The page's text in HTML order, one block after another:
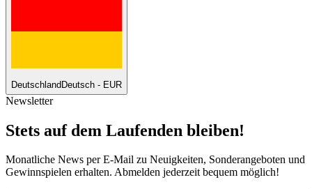
DeutschlandDeutsch - EUR
Newsletter
Stets auf dem Laufenden bleiben!
Monatliche News per E-Mail zu Neuigkeiten, Sonderangeboten und
Gewinnspielen erhalten. Abmelden jederzeit bequem möglich!